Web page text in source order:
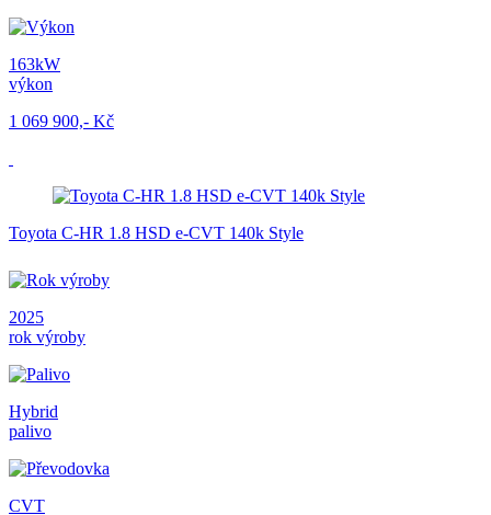
163kW
výkon
1 069 900,- Kč
Toyota C-HR 1.8 HSD e-CVT 140k Style
2025
rok výroby
Hybrid
palivo
CVT